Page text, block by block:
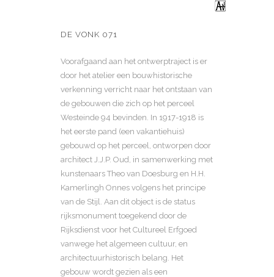
DE VONK 071
Voorafgaand aan het ontwerptraject is er
door het atelier een bouwhistorische
verkenning verricht naar het ontstaan van
de gebouwen die zich op het perceel
Westeinde 94 bevinden. In 1917-1918 is
het eerste pand (een vakantiehuis)
gebouwd op het perceel, ontworpen door
architect J.J.P. Oud, in samenwerking met
kunstenaars Theo van Doesburg en H.H.
Kamerlingh Onnes volgens het principe
van de Stijl. Aan dit object is de status
rijksmonument toegekend door de
Rijksdienst voor het Cultureel Erfgoed
vanwege het algemeen cultuur, en
architectuurhistorisch belang. Het
gebouw wordt gezien als een